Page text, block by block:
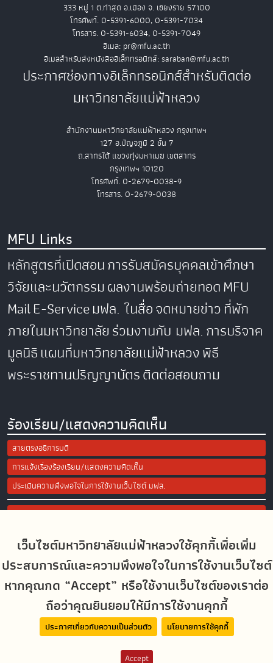
เว็บไซต์มหาวิทยาลัยแม่ฟ้าหลวงใช้คุกกี้เพื่อเพิ่ม
ประสบการณ์และความพึงพอใจในการใช้งานเว็บไซต์
หากคุณกด “Accept” หรือใช้งานเว็บไซต์ของเราต่อ
ถือว่าคุณยินยอมให้มีการใช้งานคุกกี้
ประกาศเกี่ยวกับความเป็นส่วนตัว นโยบายการใช้คุกกี้
Accept
333 หมู่ 1 ต.ท่าสุด อ.เมือง จ. เชียงราย 57100
โทรศัพท์. 0-5391-6000, 0-5391-7034
โทรสาร. 0-5391-6034, 0-5391-7049
อีเมล: pr@mfu.ac.th
อีเมลสำหรับส่งหนังสืออิเล็กทรอนิกส์: saraban@mfu.ac.th
ประกาศช่องทางอิเล็กทรอนิกส์สำหรับติดต่อ
มหาวิทยาลัยแม่ฟ้าหลวง
สำนักงานมหาวิทยาลัยแม่ฟ้าหลวง กรุงเทพฯ
127 อ.ปัญจภูมิ 2 ชั้น 7
ถ.สาทรใต้ แขวงทุ่งมหาเมฆ เขตสาทร
กรุงเทพฯ 10120
โทรศัพท์. 0-2679-0038-9
โทรสาร. 0-2679-0038
MFU Links
หลักสูตรที่เปิดสอนการรับสมัครบุคคลเข้าศึกษา
วิจัยและนวัตกรรมผลงานพร้อมถ่ายทอดMFU
MailE-Serviceมฟล. ในสื่อจดหมายข่าวที่พัก
ภายในมหาวิทยาลัยร่วมงานกับ มฟล.การบริจาค
มูลนิธิแผนที่มหาวิทยาลัยแม่ฟ้าหลวงพิธี
พระราชทานปริญญาบัตรติดต่อสอบถาม
ร้องเรียน/แสดงความคิดเห็น
สายตรงอธิการบดี
การแจ้งเรื่องร้องเรียน/แสดงความคิดเห็น
ประเมินความพึงพอใจในการใช้งานเว็บไซต์ มฟล.
Site Map
Social Media
MFUconnect